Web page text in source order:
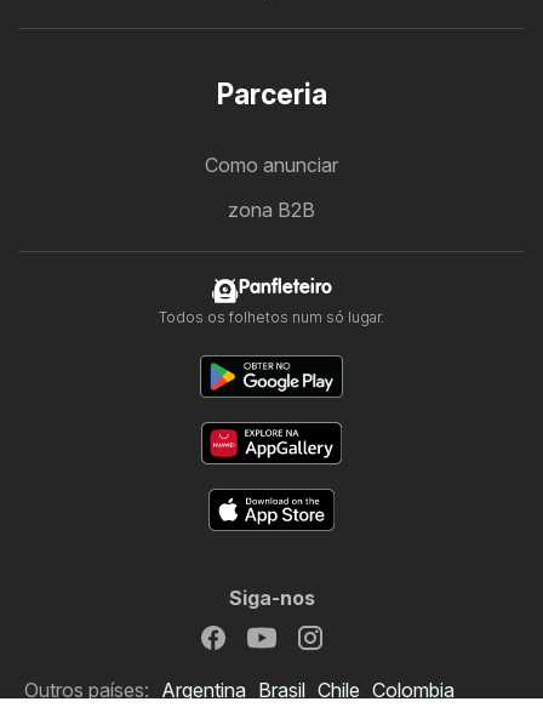
Parceria
Como anunciar
zona B2B
Panfleteiro
Todos os folhetos num só lugar.
Siga-nos
Outros países: Argentina Brasil Chile Colombia